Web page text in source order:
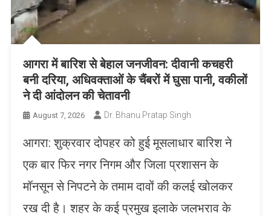
आगरा में बारिश से बेहाल जनजीवन: दीवानी कचहरी
बनी दरिया, अधिवक्ताओं के चैंबरों में घुसा पानी, वकीलों
ने दी आंदोलन की चेतावनी
August 7, 2026 Dr. Bhanu Pratap Singh
आगरा: शुक्रवार दोपहर को हुई मूसलाधार बारिश ने
एक बार फिर नगर निगम और जिला प्रशासन के
मॉनसून से निपटने के तमाम दावों की कलई खोलकर
रख दी है। शहर के कई प्रमुख इलाके जलभराव के